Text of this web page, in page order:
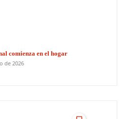
comienza en el hogar
de 2026